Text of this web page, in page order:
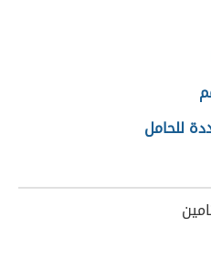
للحامل